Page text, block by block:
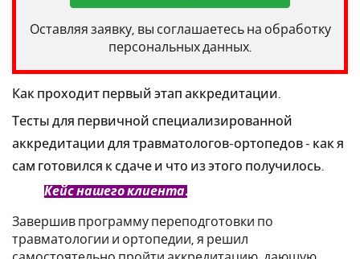
Оставляя заявку, вы соглашаетесь на обработку
персональных данных.
Как проходит первый этап аккредитации.
Тесты для первичной специализированной
аккредитации для травматологов-ортопедов - как я
сам готовился к сдаче и что из этого получилось.
Кейс нашего клиента.
Завершив программу переподготовки по
травматологии и ортопедии, я решил